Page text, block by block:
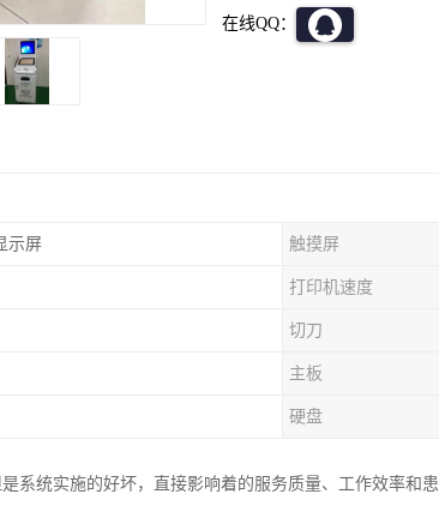
在线QQ：
示屏 触摸屏
打印机速度
切刀
主板
硬盘
系统实施的好坏，直接影响着的服务质量、工作效率和